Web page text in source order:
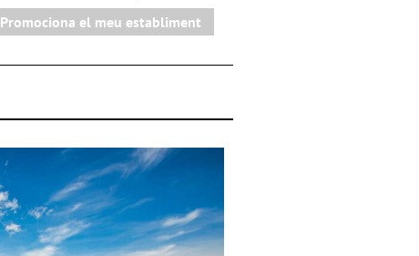
Promociona el meu establiment